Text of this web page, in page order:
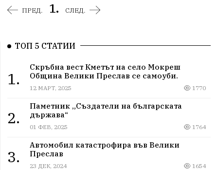
ПРЕД. 1. СЛЕД.
ТОП 5 СТАТИИ
1.
Скръбна вест Кметът на село Мокреш
Община Велики Преслав се самоуби.
12 МАРТ, 2025 1770
2.
Паметник „Създатели на българската
държава“
01 ФЕВ, 2025 1764
3.
Автомобил катастрофира във Велики
Преслав
23 ДЕК, 2024 1654